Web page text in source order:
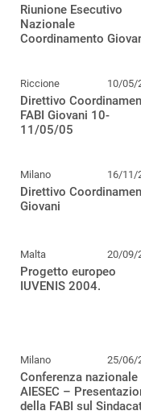
Riunione Esecutivo
Nazionale
Coordinamento
Riccione 10/05/
Direttivo
FABI Giovani 10-
11/05/05
Milano 16/11/
Direttivo
Giovani
Malta 20/09/
Progetto europeo
IUVENIS 2004.
Milano 25/06/
Conferenza nazionale
AIESEC –
della FABI sul